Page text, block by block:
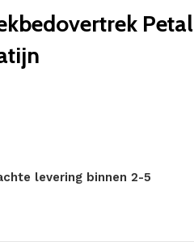
Petal
levering binnen 2-5